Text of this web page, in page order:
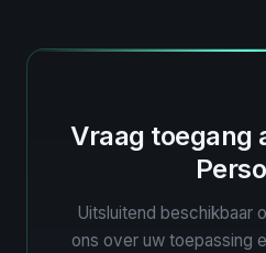
Vraag toegang
Uitsluitend beschikbaar
ons over uw toepassing